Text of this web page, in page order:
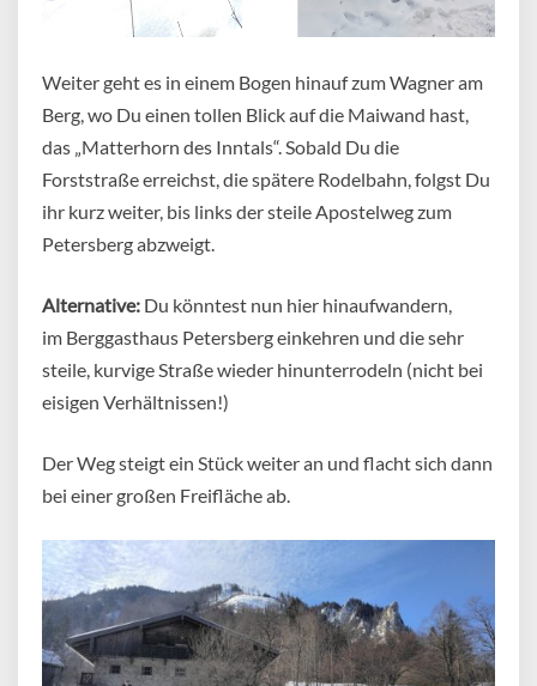
Weiter geht es in einem Bogen hinauf zum Wagner am
Berg, wo Du einen tollen Blick auf die Maiwand hast,
das „Matterhorn des Inntals“. Sobald Du die
Forststraße erreichst, die spätere Rodelbahn, folgst Du
ihr kurz weiter, bis links der steile Apostelweg zum
Petersberg abzweigt.
Alternative: Du könntest nun hier hinaufwandern,
im Berggasthaus Petersberg einkehren und die sehr
steile, kurvige Straße wieder hinunterrodeln (nicht bei
eisigen Verhältnissen!)
Der Weg steigt ein Stück weiter an und flacht sich dann
bei einer großen Freifläche ab.